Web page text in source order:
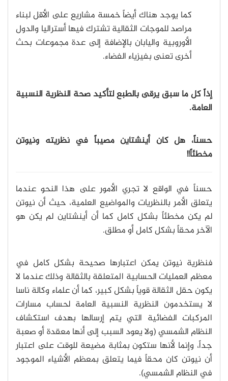
كما يوجد هناك أيضاً خمسة مشاريع على الأقل لبناء
مراصد للموجات الثقالية تشترك فيها أستراليا والدول
الأوروبية واليابان بالإضافة إلى عدة مجموعات بحث
أخرى تعنى بفيزياء الفضاء.
إذاً كل ما سبق يرقى بالطبع لتأكيد صحة النظرية النسبية
العامة.
حسناً، هل كان أينشتاين مصيباً في نظريته ونيوتن
مخطئاً!!
حسناً في الواقع لا تجري الأمور على هذا النحو عندما
يتعلق الأمر بالنظريات والمواضيع العلمية، حيث أن نيوتن
لم يكن مخطئاً بشكل كامل كما أن أينشتاين لم يكن هو
الآخر محقاً بشكل كامل أو مطلق.
فنظرية نيوتن يمكن اعتبارها صحيحة بشكل كامل في
معظم العمليات الحسابية المتعلقة بالثقالة وذلك عندما لا
يكون حقل الثقالة قوياً بشكل كبير، كما أن علماء وكالة ناسا
لا يستخدمون النظرية النسبية العامة لحساب مسارات
المركبات الفضائية التي يتم إرسالها بهدف استكشاف
النظام الشمسي (ولا يعود السبب إلى أنها معقدة أو صعبة
جداً، وإنما لأنها ستكون بمثابة مضيعة للوقت على اعتبار
أن نيوتن كان محقاً فيما يتعلق بمعظم الأشياء الموجود
في النظام الشمسي).